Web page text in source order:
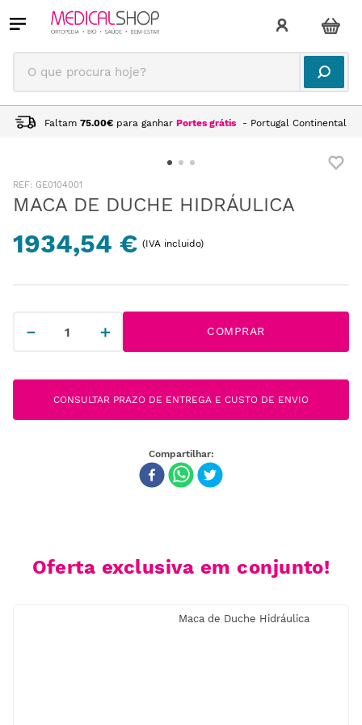
O que procura hoje?
Faltam 75.00€ para ganhar Portes grátis - Portugal Continental
: GE0104001
MACA DE DUCHE HIDRÁULICA
1934,54 € (IVA incluido)
＋
－ COMPRAR
CONSULTAR PRAZO DE ENTREGA E CUSTO DE ENVIO
Oferta exclusiva em conjunto!
Maca de Duche Hidráulica